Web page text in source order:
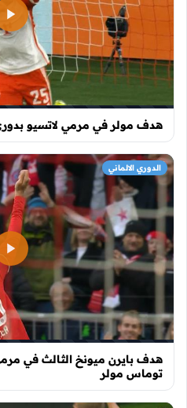
هدف مولر في مرمي لاتسيو
هدف بايرن ميونخ الثالث في
توماس مولر
الدوري الالماني